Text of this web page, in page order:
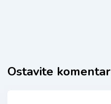
Ostavite komentar